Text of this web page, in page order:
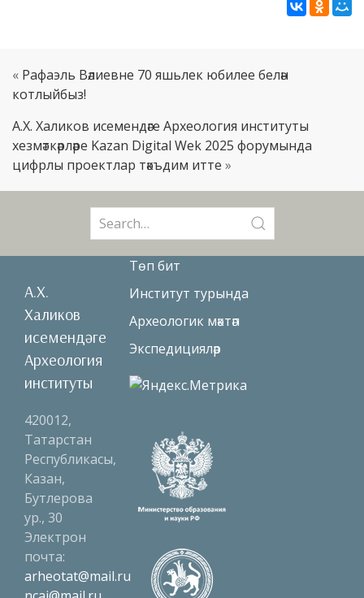
« Рафаэль Вәлиевне 70 яшьлек юбилее белән
котлыйбыз!
А.Х. Халиков исемендәге Археология институты
хезмәткәрләре Kazan Digital Wek 2025 форумында
цифрлы проектлар тәкъдим итте »
for:
А.Х.
Халиков
исемендәге
Археология
институты
420012,
Татарстан
Республикасы,
Казан,
Бутлерова
ур., 30
Электрон
почта:
arheotat@mail.ru
Төп бит
Институт турында
Археологик мәктәп
Экспедицияләр